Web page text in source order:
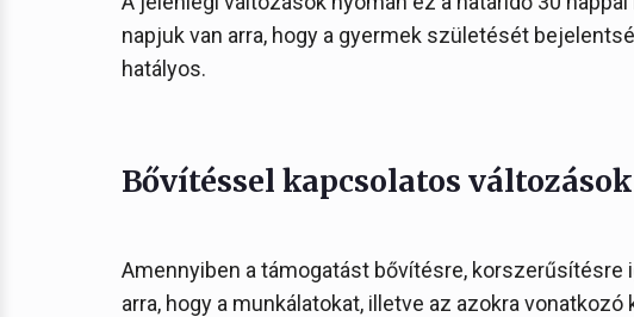
napjuk van arra, hogy a gyermek születését
hatályos.
Bővítéssel kapcsolatos változások
Amennyiben a támogatást bővítésre, korszerűsítésre
arra, hogy a munkálatokat, illetve az azokra